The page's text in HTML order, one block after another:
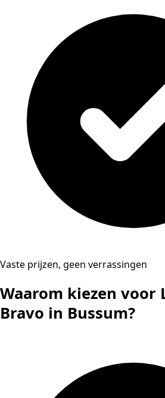
Vaste prijzen, geen verrassingen
Waarom kiezen voor
Bravo in Bussum?